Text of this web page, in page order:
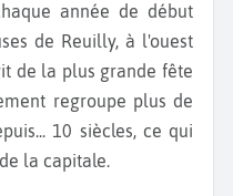
de Reuilly, à l'ouest
de la plus grande fête
regroupe plus de
10 siècles, ce qui
la capitale.